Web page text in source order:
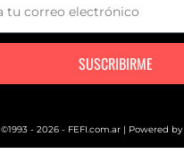
SUSCRIBIRME
©1993 - 2026 - FEFI.com.ar | Powered by